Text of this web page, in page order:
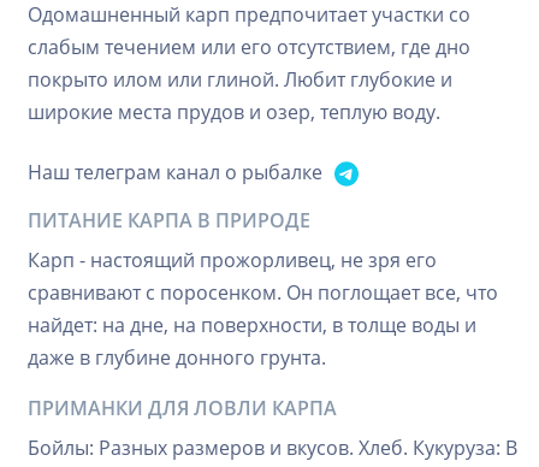
Одомашненный карп предпочитает участки со
слабым течением или его отсутствием, где дно
покрыто илом или глиной. Любит глубокие и
широкие места прудов и озер, теплую воду.
Наш телеграм канал о рыбалке
ПИТАНИЕ КАРПА В ПРИРОДЕ
Карп - настоящий прожорливец, не зря его
сравнивают с поросенком. Он поглощает все, что
найдет: на дне, на поверхности, в толще воды и
даже в глубине донного грунта.
ПРИМАНКИ ДЛЯ ЛОВЛИ КАРПА
Бойлы: Разных размеров и вкусов. Хлеб. Кукуруза: В